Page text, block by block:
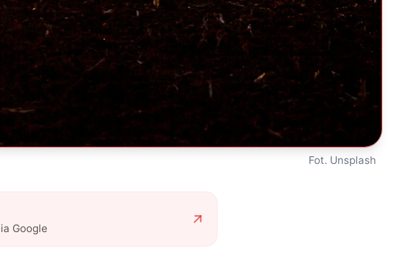
Fot. Unsplash
Google